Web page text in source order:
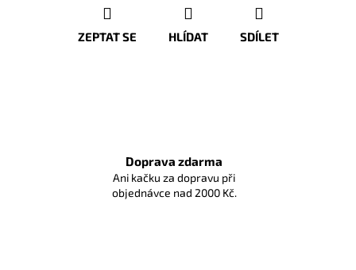
ZEPTAT SE HLÍDAT SDÍLET
Doprava zdarma
Ani kačku za dopravu při
objednávce nad 2000 Kč.